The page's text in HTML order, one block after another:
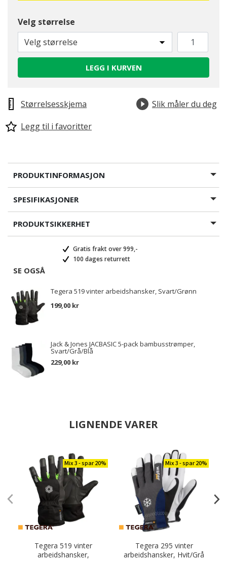
Velg størrelse
Velg størrelse
LEGG I KURVEN
Størrelsesskjema
Slik måler du deg
Legg til i favoritter
PRODUKTINFORMASJON
SPESIFIKASJONER
PRODUKTSIKKERHET
Gratis frakt over 999,-
100 dages returrett
SE OGSÅ
Tegera 519 vinter arbeidshansker, Svart/Grønn
199,00 kr
Jack & Jones JACBASIC 5-pack bambusstrømper,
Svart/Grå/Blå
229,00 kr
LIGNENDE VARER
Mix 3 - spar 20%
Tegera 519 vinter
arbeidshansker,
Mix 3 - spar 20%
Tegera 295 vinter
arbeidshansker, Hvit/Grå